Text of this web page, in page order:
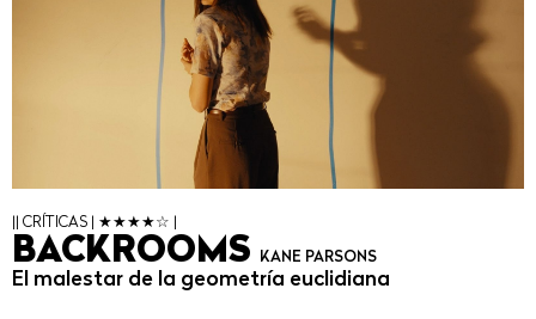
|| CRÍTICAS | ★★★★☆ |
BACKROOMS KANE PARSONS
El malestar de la geometría euclidiana